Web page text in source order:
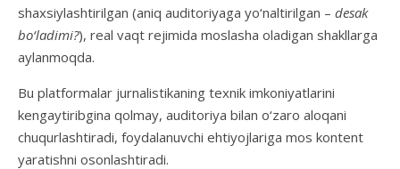
shaxsiylashtirilgan (aniq auditoriyaga yo‘naltirilgan – desak
bo‘ladimi?), real vaqt rejimida moslasha oladigan shakllarga
aylanmoqda.
Bu platformalar jurnalistikaning texnik imkoniyatlarini
kengaytiribgina qolmay, auditoriya bilan o‘zaro aloqani
chuqurlashtiradi, foydalanuvchi ehtiyojlariga mos kontent
yaratishni osonlashtiradi.